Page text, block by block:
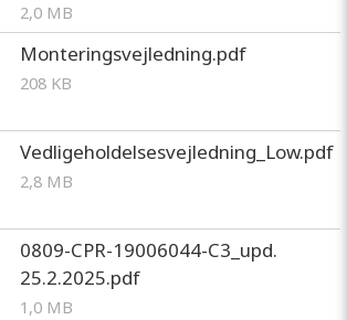
2,0 MB
Monteringsvejledning.pdf
208 KB
Vedligeholdelsesvejledning_Low.pdf
2,8 MB
0809-CPR-19006044-C3_upd.
25.2.2025.pdf
1,0 MB